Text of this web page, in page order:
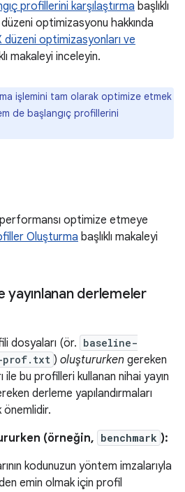
profillerini karşılaştırma başlıklı
optimizasyonu hakkında
düzeni optimizasyonları ve
makaleyi inceleyin.
işlemini tam olarak optimize etmek
de başlangıç profillerini
optimize etmeye
Oluşturma başlıklı makaleyi
derlemeler
dosyaları (ör. baseline-
prof.txt ) oluştururken gereken
ile bu profilleri kullanan nihai yayın
derleme yapılandırmaları
önemlidir.
(örneğin, benchmark ):
kodunuzun yöntem imzalarıyla
emin olmak için profil